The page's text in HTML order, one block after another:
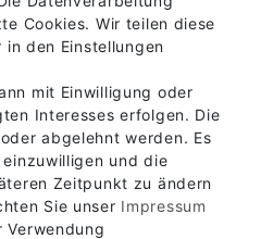
Cookies. Wir teilen diese
den Einstellungen
mit Einwilligung oder
Interesses erfolgen. Die
abgelehnt werden. Es
und die
Zeitpunkt zu ändern
Sie unser Impressum
Verwendung